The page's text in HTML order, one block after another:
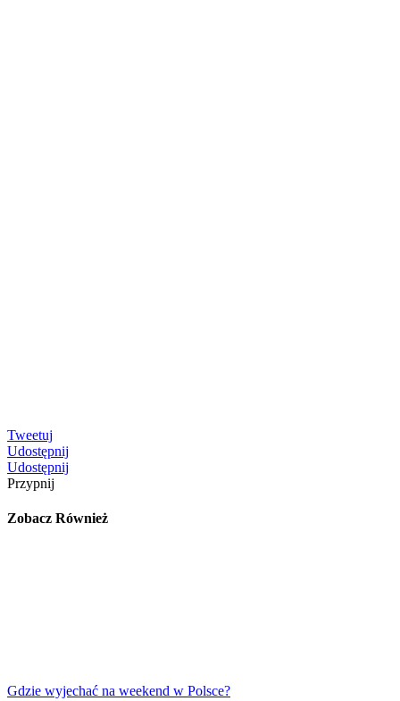
Tweetuj
Udostępnij
Udostępnij
Przypnij
Zobacz Również
Gdzie wyjechać na weekend w Polsce?